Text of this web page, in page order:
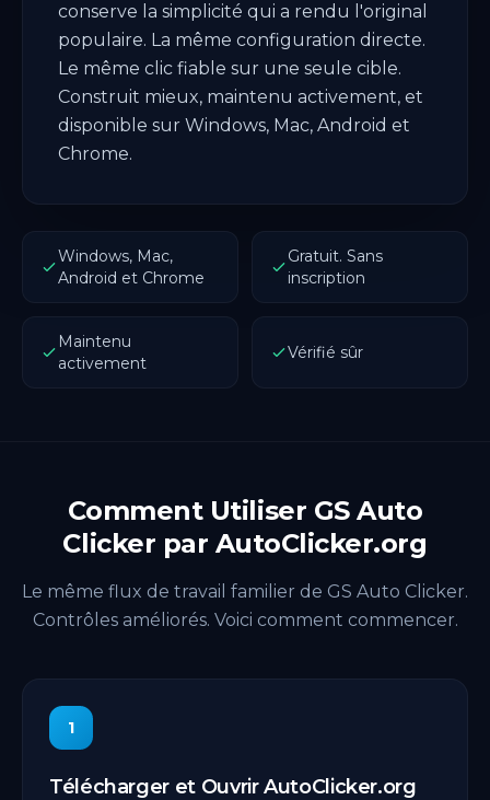
conserve la simplicité qui a rendu l'original
populaire. La même configuration directe.
Le même clic fiable sur une seule cible.
Construit mieux, maintenu activement, et
disponible sur Windows, Mac, Android et
Chrome.
Windows, Mac,
Android et Chrome
Gratuit. Sans
inscription
Maintenu
activement
Vérifié sûr
Comment Utiliser GS Auto
Clicker par AutoClicker.org
Le même flux de travail familier de GS Auto Clicker.
Contrôles améliorés. Voici comment commencer.
1
Télécharger et Ouvrir AutoClicker.org